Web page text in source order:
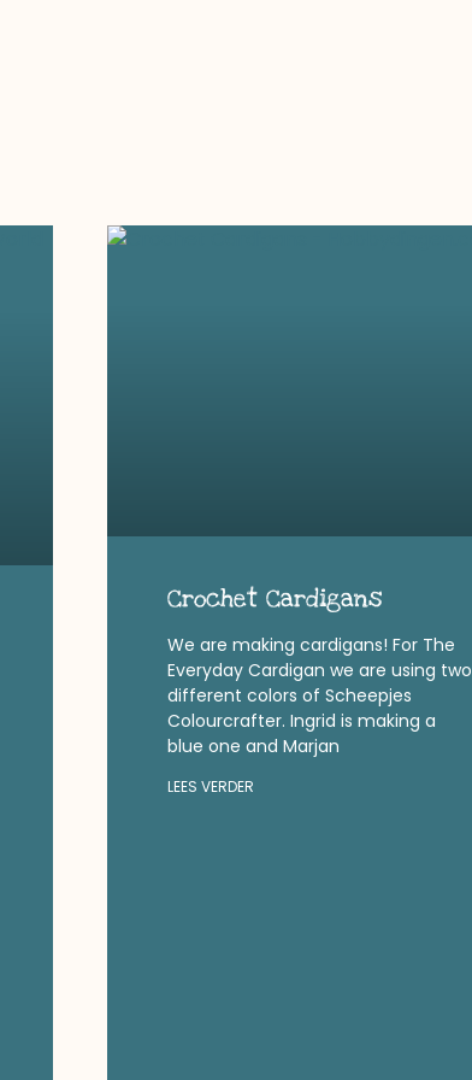
Crochet Cardigans
We are making cardigans! For The
Everyday Cardigan we are using two
different colors of Scheepjes
Colourcrafter. Ingrid is making a
blue one and Marjan
LEES VERDER